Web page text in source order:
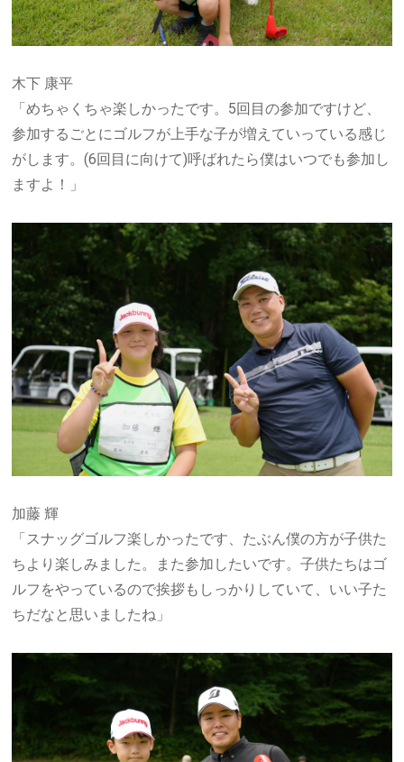
木下 康平
「めちゃくちゃ楽しかったです。 5回目の参加ですけど、
参加するごとにゴルフが上手な子が増えていっている感じ
がします。(6回目に向けて)呼ばれたら僕はいつでも参加し
ますよ！」
加藤 輝
「スナッグゴルフ楽しかったです、たぶん僕の方が子供た
ちより楽しみました。また参加したいです。子供たちはゴ
ルフをやっているので挨拶もしっかりしていて、いい子た
ちだなと思いましたね」